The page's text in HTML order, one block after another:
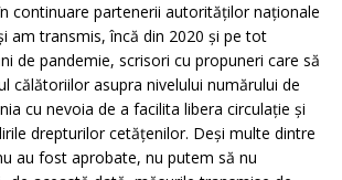
continuare partenerii autorităților naționale
am transmis, încă din 2020 și pe tot
de pandemie, scrisori cu propuneri care să
călătoriilor asupra nivelului numărului de
cu nevoia de a facilita libera circulație și
drepturilor cetățenilor. Deși multe dintre
au fost aprobate, nu putem să nu